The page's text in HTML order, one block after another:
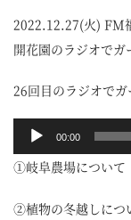
2022.12.27(火)
開花園のラジオでガ
26回目のラジオで
声
レ
00:00
①岐阜農場について
②植物の冬越しにつ